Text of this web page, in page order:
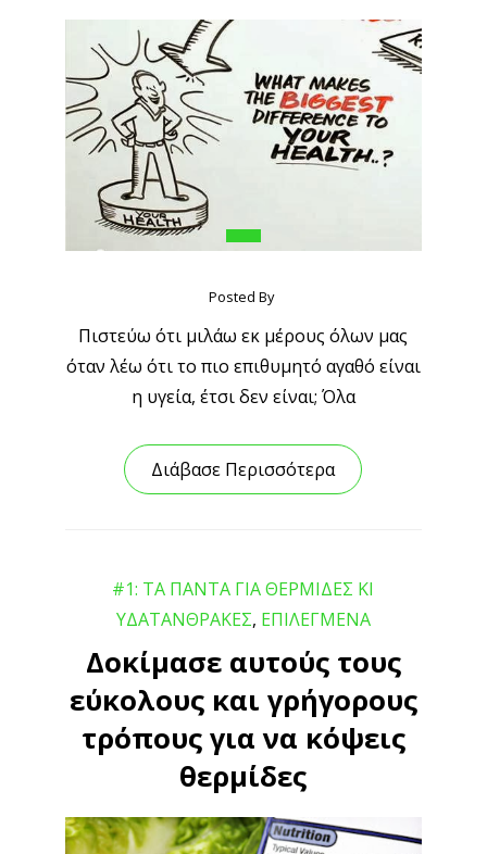
Posted By
Πιστεύω ότι μιλάω εκ μέρους όλων μας
όταν λέω ότι το πιο επιθυμητό αγαθό είναι
η υγεία, έτσι δεν είναι; Όλα
Διάβασε Περισσότερα
#1: ΤΑ ΠΑΝΤΑ ΓΙΑ ΘΕΡΜΙΔΕΣ ΚΙ
ΥΔΑΤΑΝΘΡΑΚΕΣ, ΕΠΙΛΕΓΜΕΝΑ
Δοκίμασε αυτούς τους
εύκολους και γρήγορους
τρόπους για να κόψεις
θερμίδες